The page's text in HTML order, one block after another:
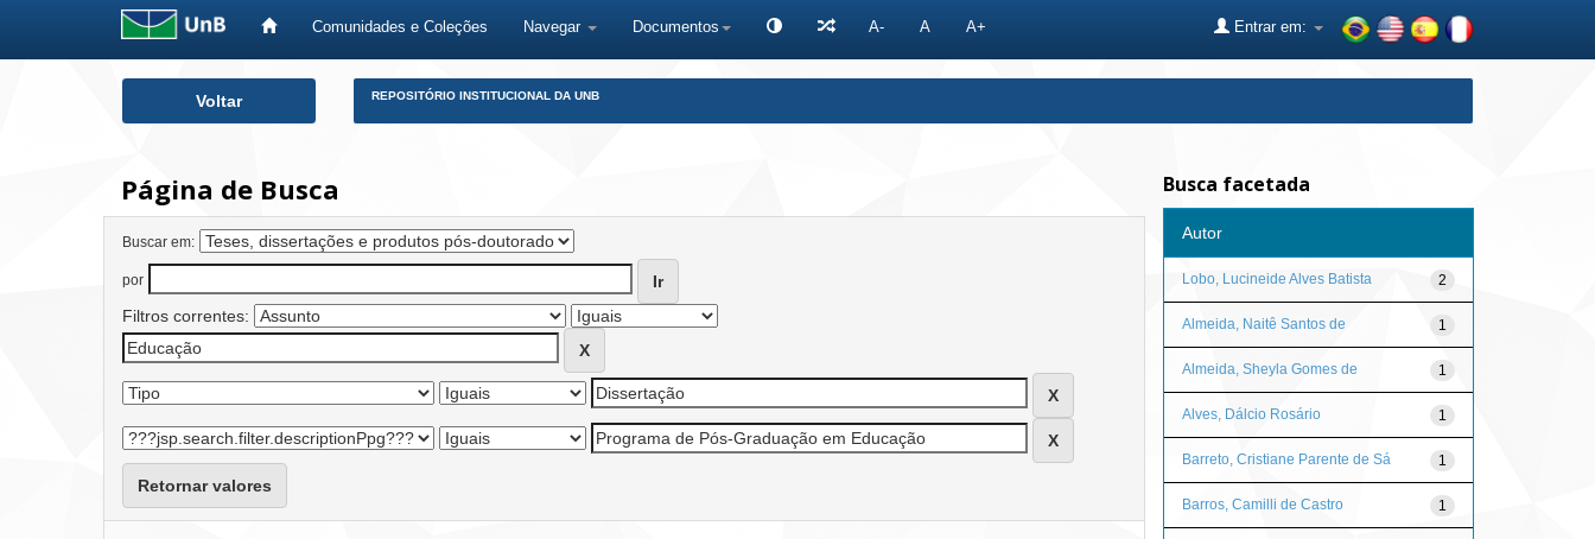
Comunidades e Coleções Navegar Documentos A- A A+ Entrar em:
Voltar REPOSITÓRIO INSTITUCIONAL DA UNB
Página de Busca
Buscar em:
por
Filtros correntes:
Retornar valores
Busca facetada
Autor
2
Lobo, Lucineide Alves Batista
1
Almeida, Naitê Santos de
1
Almeida, Sheyla Gomes de
1
Alves, Dálcio Rosário
1
Barreto, Cristiane Parente de Sá
1
Barros, Camilli de Castro